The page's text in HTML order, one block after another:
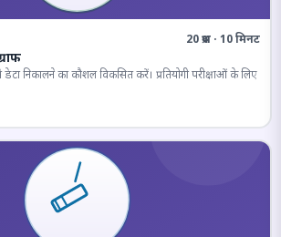
20 प्रश्न · 10 मिनट
निकालने का कौशल विकसित करें। प्रतियोगी परीक्षाओं के लिए